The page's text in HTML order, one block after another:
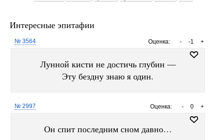
Интересные эпитафии
Оценка: +
-1
-
№ 3564
Лунной кисти не достичь глубин —
Эту бездну знаю я один.
Оценка: +
0
-
№ 2997
Он спит последним сном давно…